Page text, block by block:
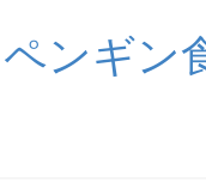
ペンギン